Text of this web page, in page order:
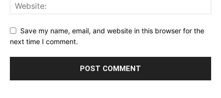
Save my name, email, and website in this browser for the
next time I comment.